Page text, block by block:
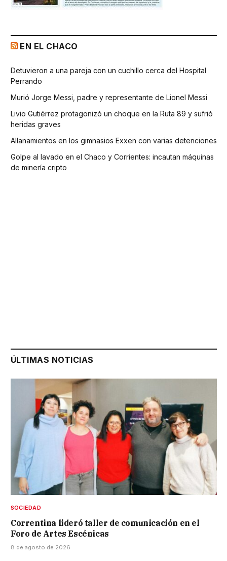
EN EL CHACO
Detuvieron a una pareja con un cuchillo cerca del Hospital
Perrando
Murió Jorge Messi, padre y representante de Lionel Messi
Livio Gutiérrez protagonizó un choque en la Ruta 89 y sufrió
heridas graves
Allanamientos en los gimnasios Exxen con varias detenciones
Golpe al lavado en el Chaco y Corrientes: incautan máquinas
de minería cripto
ÚLTIMAS NOTICIAS
SOCIEDAD
Correntina lideró taller de comunicación en el
Foro de Artes Escénicas
8 de agosto de 2026